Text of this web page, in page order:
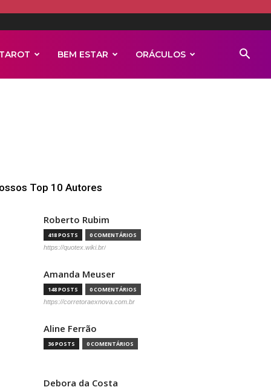
BEM ESTAR ORÁCULOS
Top 10 Autores
Roberto Rubim
418 POSTS 0 COMENTÁRIOS
https://quotex.wiki.br/
Amanda Meuser
148 POSTS 0 COMENTÁRIOS
https://corretoraexnova.com.br
Aline Ferrão
36 POSTS 0 COMENTÁRIOS
Debora da Costa